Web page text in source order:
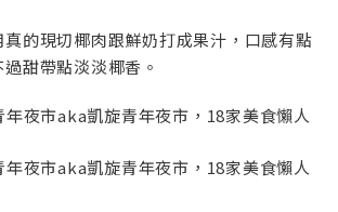
的現切椰肉跟鮮奶打成果汁，口感有點
甜帶點淡淡椰香。